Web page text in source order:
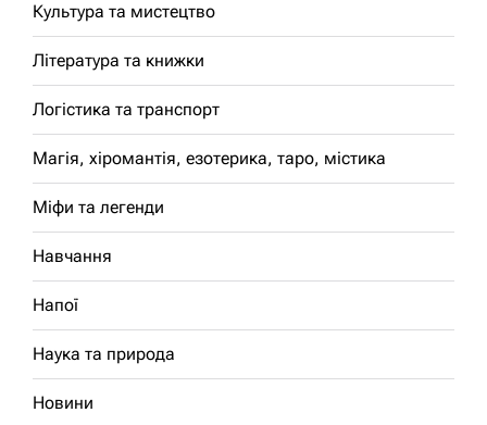
Культура та мистецтво
Література та книжки
Логістика та транспорт
Магія, хіромантія, езотерика, таро, містика
Міфи та легенди
Навчання
Напої
Наука та природа
Новини